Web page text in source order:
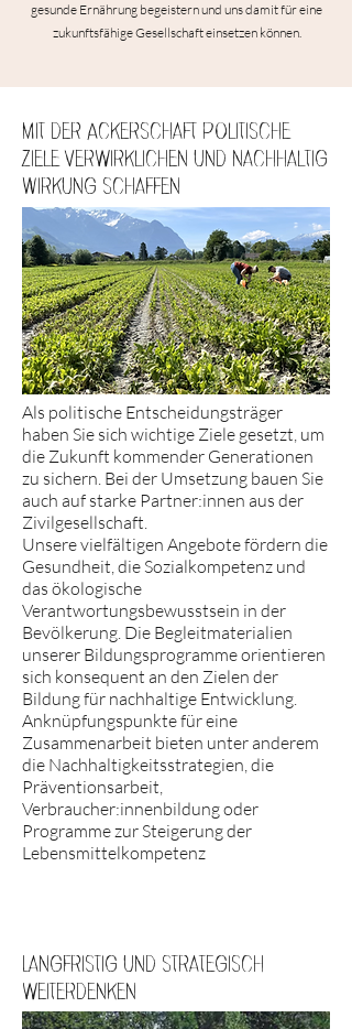
gesunde Ernährung begeistern und uns damit für eine
zukunftsfähige Gesellschaft einsetzen können.
Mit der Ackerschaft politische
Ziele verwirklichen und nachhaltig
Wirkung schaffen
Als politische Entscheidungsträger
haben Sie sich wichtige Ziele gesetzt, um
die Zukunft kommender Generationen
zu sichern. Bei der Umsetzung bauen Sie
auch auf starke Partner:innen aus der
Zivilgesellschaft.
Unsere vielfältigen Angebote fördern die
Gesundheit, die Sozialkompetenz und
das ökologische
Verantwortungsbewusstsein in der
Bevölkerung. Die Begleitmaterialien
unserer Bildungsprogramme orientieren
sich konsequent an den Zielen der
Bildung für nachhaltige Entwicklung.
Anknüpfungspunkte für eine
Zusammenarbeit bieten unter anderem
die Nachhaltigkeitsstrategien, die
Präventionsarbeit,
Verbraucher:innenbildung oder
Programme zur Steigerung der
Lebensmittelkompetenz
Langfristig und strategisch
weiterdenken